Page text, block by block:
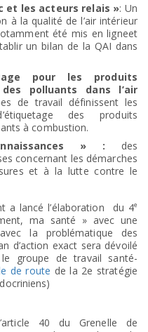
et les acteurs relais »: Un
à la qualité de l’air intérieur
été mis en ligneet
un bilan de la QAI dans
pour les produits
polluants dans l’air
de travail définissent les
des produits
à combustion.
» : des
concernant les démarches
et à la lutte contre le
a lancé l’élaboration du 4e
ma santé » avec une
la problématique des
d’action exact sera dévoilé
groupe de travail santé-
de route de la 2e stratégie
40 du Grenelle de